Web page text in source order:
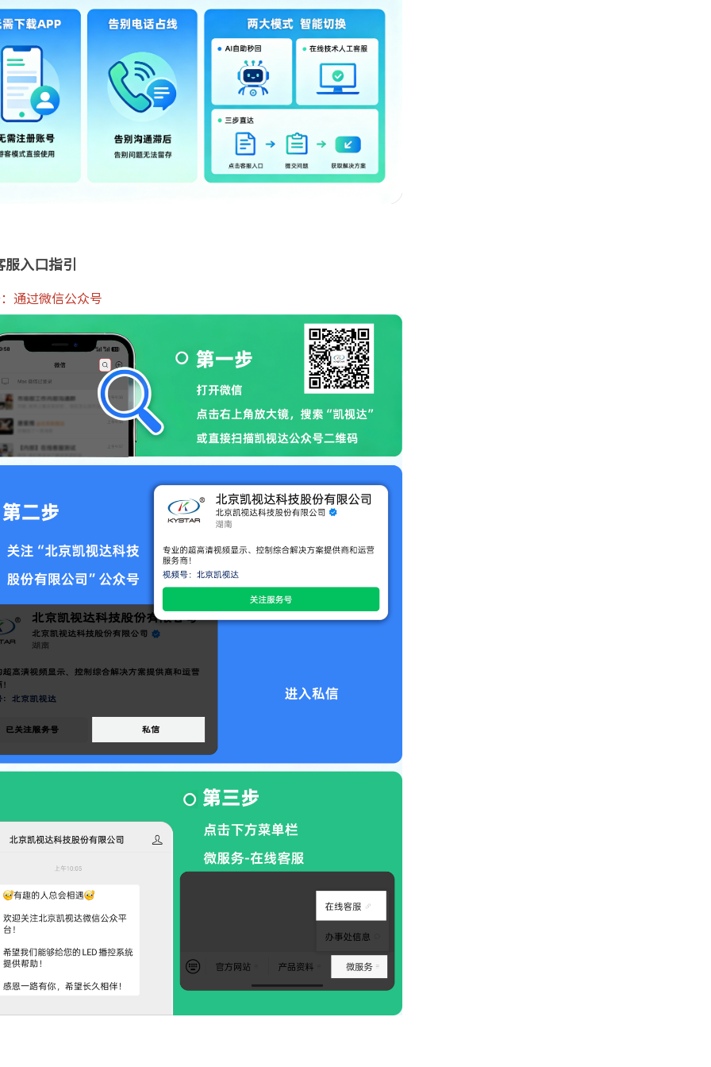
服入口指引
通过微信公众号